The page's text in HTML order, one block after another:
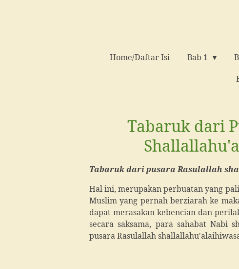
Home/Daftar Isi Bab 1
Tabaruk dari
Tabaruk dari pusara Rasulallah
Hal ini, merupakan perbuatan yang
Muslim yang pernah berziarah ke
dapat merasakan kebencian dan
secara saksama, para sahabat Nabi
pusara Rasulallah